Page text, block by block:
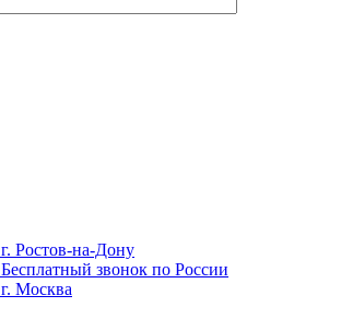
г. Ростов-на-Дону
Бесплатный звонок по России
г. Москва